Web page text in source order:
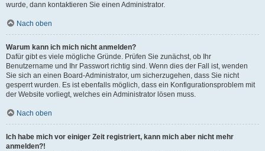
wurde, dann kontaktieren Sie einen Administrator.
Nach oben
Warum kann ich mich nicht anmelden?
Dafür gibt es viele mögliche Gründe. Prüfen Sie zunächst, ob Ihr
Benutzername und Ihr Passwort richtig sind. Wenn dies der Fall ist, wenden
Sie sich an einen Board-Administrator, um sicherzugehen, dass Sie nicht
gesperrt wurden. Es ist ebenfalls möglich, dass ein Konfigurationsproblem mit
der Website vorliegt, welches ein Administrator lösen muss.
Nach oben
Ich habe mich vor einiger Zeit registriert, kann mich aber nicht mehr
anmelden?!